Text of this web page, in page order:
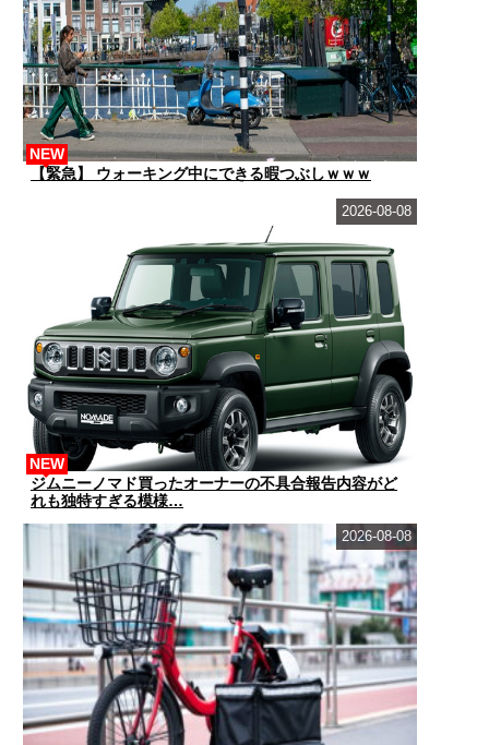
【緊急】 ウォーキング中にできる暇つぶしｗｗｗ
NEW
ジムニーノマド買ったオーナーの不具合報告内容がど
れも独特すぎる模様…
NEW
2026-08-08
2026-08-08